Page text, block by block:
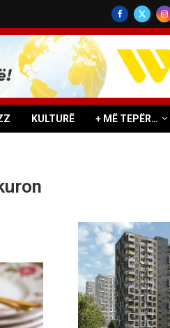
KULTURË + MË TEPËR…